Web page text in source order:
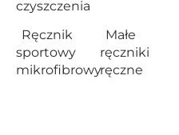
czyszczenia
Ręcznik
sportowy
mikrofibrowy
Małe
ręczniki
ręczne